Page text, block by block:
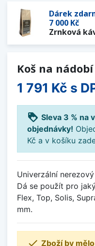
Dárek
7 000 Kč
Zrnková
Koš na
1 791 Kč s
loyalty Sleva 3 % na
objednávky!
Kč a v košíku
Univerzální
Dá se použít pro
Flex, Top, Solis,
mm.
 Zboží by